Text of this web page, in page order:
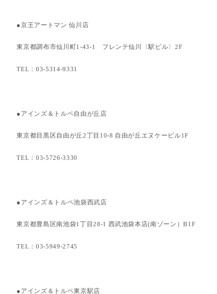
●京王アートマン 仙川店
東京都調布市仙川町1-43-1 フレンテ仙川〈駅ビル〉2F
TEL：03-5314-9331
●アインズ＆トルペ自由が丘店
東京都目黒区自由が丘2丁目10-8 自由が丘エヌケービル1F
TEL：03-5726-3330
●アインズ＆トルペ池袋西武店
東京都豊島区南池袋1丁目28-1 西武池袋本店(南ゾーン）B1F
TEL：03-5949-2745
●アインズ＆トルペ東京駅店